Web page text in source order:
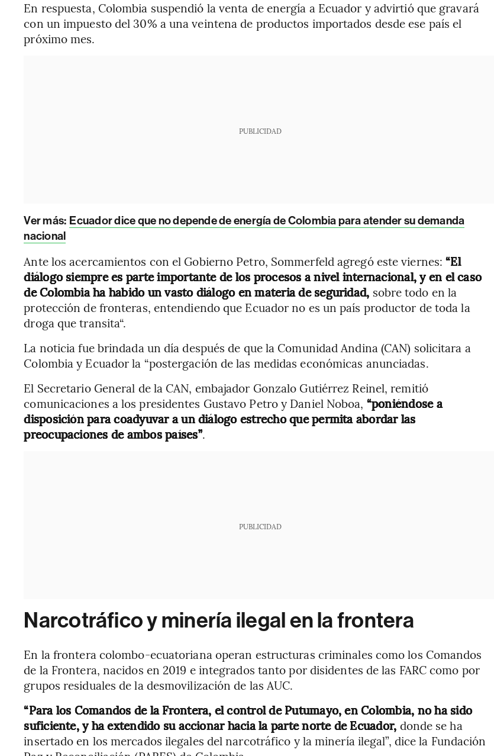
En respuesta, Colombia suspendió la venta de energía a Ecuador y advirtió que gravará
con un impuesto del 30% a una veintena de productos importados desde ese país el
próximo mes.
PUBLICIDAD
Ver más: Ecuador dice que no depende de energía de Colombia para atender su demanda
nacional
Ante los acercamientos con el Gobierno Petro, Sommerfeld agregó este viernes:“El
diálogo siempre es parte importante de los procesos a nivel internacional, y en el caso
de Colombia ha habido un vasto diálogo en materia de seguridad, sobre todo en la
protección de fronteras, entendiendo que Ecuador no es un país productor de toda la
droga que transita“.
La noticia fue brindada un día después de que la Comunidad Andina (CAN) solicitara a
Colombia y Ecuador la “postergación de las medidas económicas anunciadas.
El Secretario General de la CAN, embajador Gonzalo Gutiérrez Reinel, remitió
comunicaciones a los presidentes Gustavo Petro y Daniel Noboa, “poniéndose a
disposición para coadyuvar a un diálogo estrecho que permita abordar las
preocupaciones de ambos países”.
PUBLICIDAD
Narcotráfico y minería ilegal en la frontera
En la frontera colombo-ecuatoriana operan estructuras criminales como los Comandos
de la Frontera, nacidos en 2019 e integrados tanto por disidentes de las FARC como por
grupos residuales de la desmovilización de las AUC.
“Para los Comandos de la Frontera, el control de Putumayo, en Colombia, no ha sido
suficiente, y ha extendido su accionar hacia la parte norte de Ecuador, donde se ha
insertado en los mercados ilegales del narcotráfico y la minería ilegal”, dice la Fundación